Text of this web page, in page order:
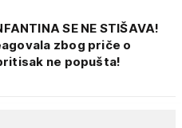
SE NE STIŠAVA!
zbog priče o
ne popušta!